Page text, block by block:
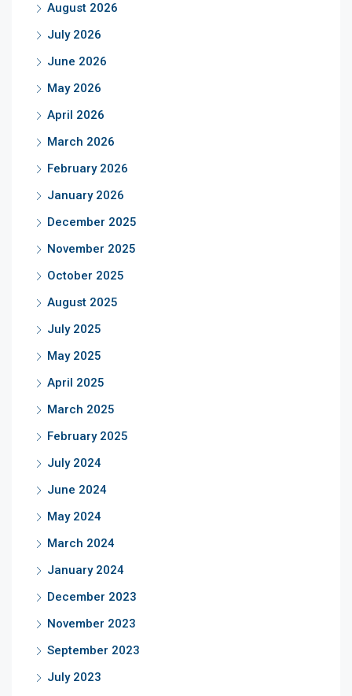
August 2026
July 2026
June 2026
May 2026
April 2026
March 2026
February 2026
January 2026
December 2025
November 2025
October 2025
August 2025
July 2025
May 2025
April 2025
March 2025
February 2025
July 2024
June 2024
May 2024
March 2024
January 2024
December 2023
November 2023
September 2023
July 2023